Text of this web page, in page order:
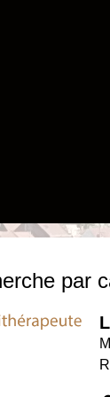
par